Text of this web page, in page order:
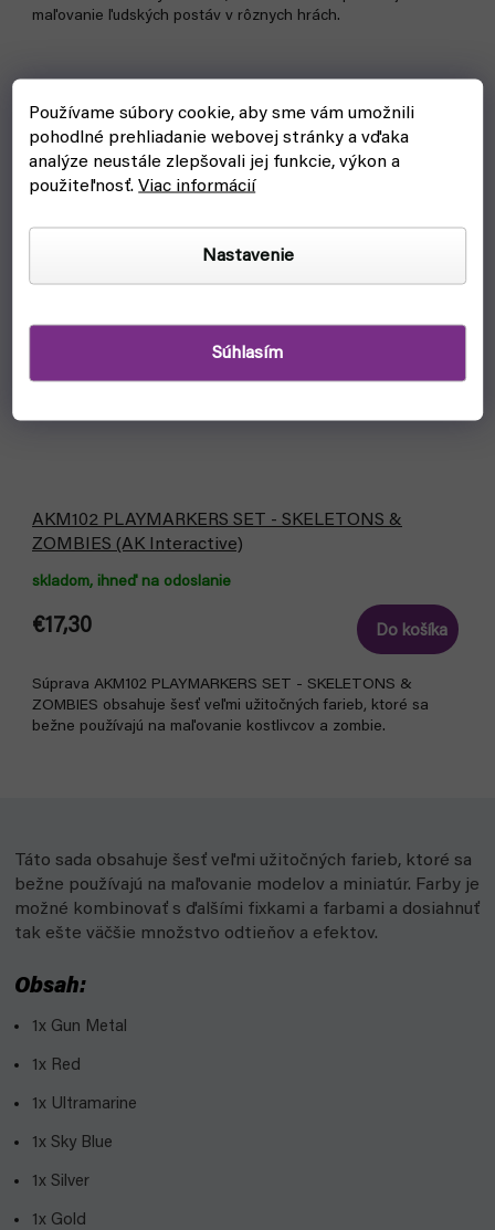
Používame súbory cookie, aby sme vám umožnili
pohodlné prehliadanie webovej stránky a vďaka
analýze neustále zlepšovali jej funkcie, výkon a
použiteľnosť.Viac informácií
Nastavenie
Súhlasím
maľovanie ľudských postáv v rôznych hrách.
AKM102 PLAYMARKERS SET - SKELETONS &
ZOMBIES (AK Interactive)
skladom, ihneď na odoslanie
€17,30 Do košíka
Súprava AKM102 PLAYMARKERS SET - SKELETONS &
ZOMBIES obsahuje šesť veľmi užitočných farieb, ktoré sa
bežne používajú na maľovanie kostlivcov a zombie.
Táto sada obsahuje šesť veľmi užitočných farieb, ktoré sa
bežne používajú na maľovanie modelov a miniatúr. Farby je
možné kombinovať s ďalšími fixkami a farbami a dosiahnuť
tak ešte väčšie množstvo odtieňov a efektov.
Obsah:
1x Gun Metal
1x Red
1x Ultramarine
1x Sky Blue
1x Silver
1x Gold